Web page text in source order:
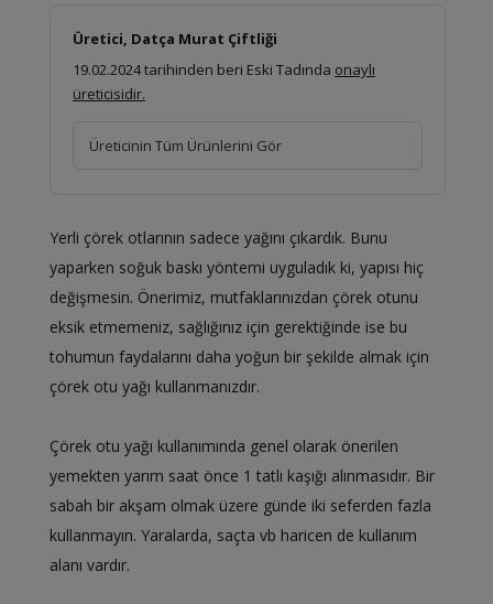
Üretici, Datça Murat Çiftliği
19.02.2024 tarihinden beri Eski Tadında onaylı
üreticisidir.
Üreticinin Tüm Ürünlerini Gör
Yerli çörek otlarının sadece yağını çıkardık. Bunu
yaparken soğuk baskı yöntemi uyguladık ki, yapısı hiç
değişmesin. Önerimiz, mutfaklarınızdan çörek otunu
eksik etmemeniz, sağlığınız için gerektiğinde ise bu
tohumun faydalarını daha yoğun bir şekilde almak için
çörek otu yağı kullanmanızdır.
Çörek otu yağı kullanımında genel olarak önerilen
yemekten yarım saat önce 1 tatlı kaşığı alınmasıdır. Bir
sabah bir akşam olmak üzere günde iki seferden fazla
kullanmayın. Yaralarda, saçta vb haricen de kullanım
alanı vardır.